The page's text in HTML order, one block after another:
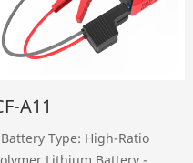
A11
Type: High-Ratio
Lithium Battery -